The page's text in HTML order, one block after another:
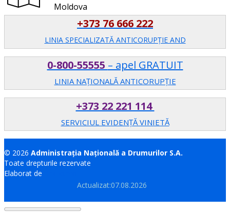
Moldova
+373 76 666 222
LINIA SPECIALIZATĂ ANTICORUPŢIE AND
0-800-55555 – apel GRATUIT
LINIA NAȚIONALĂ ANTICORUPȚIE
+373 22 221 114
SERVICIUL EVIDENȚĂ VINIETĂ
© 2026 Administrația Națională a Drumurilor S.A.
Toate drepturile rezervate
Elaborat de
Actualizat:07.08.2026